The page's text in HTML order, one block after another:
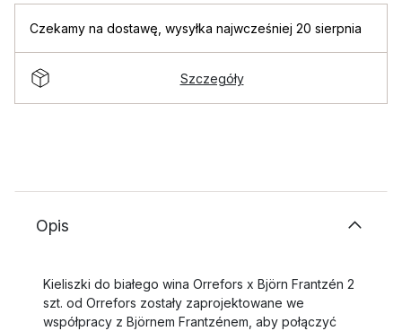
Czekamy na dostawę wysyłka najwcześniej 20 sierpnia
Szczegóły
Opis
Kieliszki do białego wina Orrefors x Björn Frantzén 2
szt. od Orrefors zostały zaprojektowane we
współpracy z Björnem Frantzénem, aby połączyć